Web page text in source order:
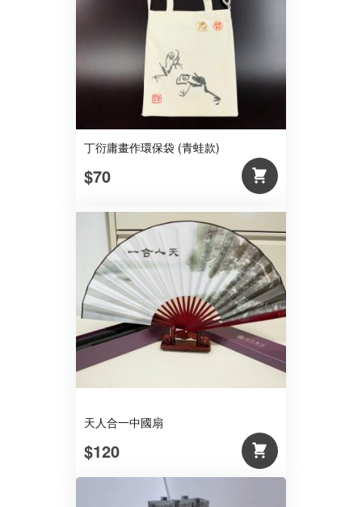
丁衍庸畫作環保袋 (青蛙款)
$70
天人合一中國扇
$120